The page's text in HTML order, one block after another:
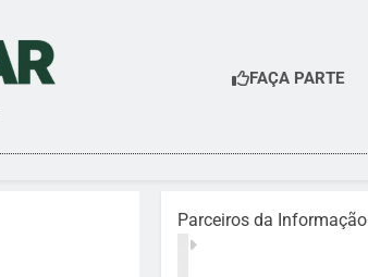
FAÇA PARTE
Parceiros da Informação